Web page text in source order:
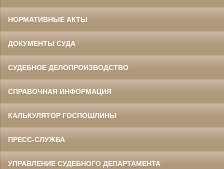
НОРМАТИВНЫЕ АКТЫ
ДОКУМЕНТЫ СУДА
СУДЕБНОЕ ДЕЛОПРОИЗВОДСТВО
СПРАВОЧНАЯ ИНФОРМАЦИЯ
КАЛЬКУЛЯТОР ГОСПОШЛИНЫ
ПРЕСС-СЛУЖБА
УПРАВЛЕНИЕ СУДЕБНОГО ДЕПАРТАМЕНТА